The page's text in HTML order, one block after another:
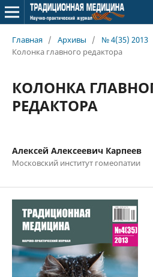
Главная / Архивы / № 4(35) 2013
Колонка главного редактора
КОЛОНКА
РЕДАКТОРА
Алексей Алексеевич Карпеев
Московский институт гомеопатии